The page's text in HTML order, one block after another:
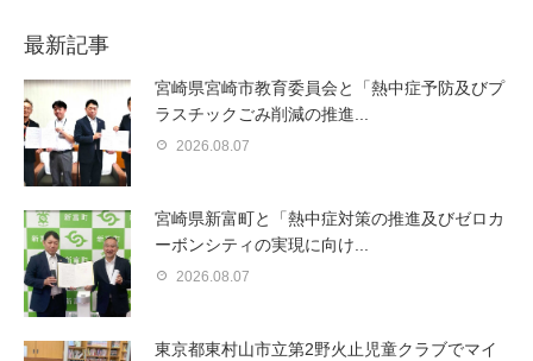
最新記事
宮崎県宮崎市教育委員会と「熱中症予防及びプ
ラスチックごみ削減の推進...
2026.08.07
宮崎県新富町と「熱中症対策の推進及びゼロカ
ーボンシティの実現に向け...
2026.08.07
東京都東村山市立第2野火止児童クラブでマイ